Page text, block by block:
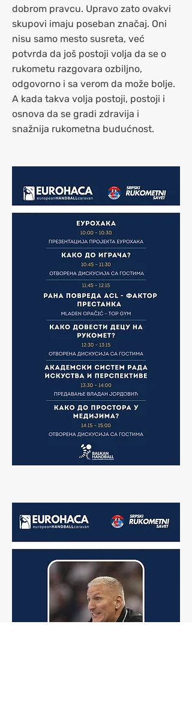
dobrom pravcu. Upravo zato ovakvi
skupovi imaju poseban značaj. Oni
nisu samo mesto susreta, već
potvrda da još postoji volja da se o
rukometu razgovara ozbiljno,
odgovorno i sa verom da može bolje.
A kada takva volja postoji, postoji i
osnova da se gradi zdravija i
snažnija rukometna budućnost.